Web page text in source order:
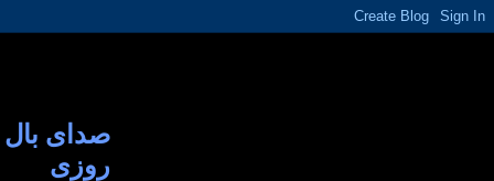
صدای بال
روزی